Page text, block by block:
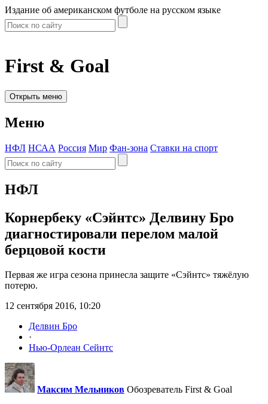
Издание об американском футболе на русском языке
First & Goal
Открыть меню
Меню
НФЛ НСАА Россия Мир Фан-зона Ставки на спорт
НФЛ
Корнербеку «Сэйнтс» Делвину Бро
диагностировали перелом малой
берцовой кости
Первая же игра сезона принесла защите «Сэйнтс» тяжёлую
потерю.
12 сентября 2016, 10:20
Делвин Бро
·
Нью-Орлеан Сейнтс
Максим Мельников Обозреватель First & Goal